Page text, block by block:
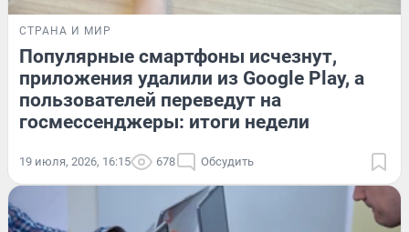
СТРАНА И МИР
Популярные смартфоны исчезнут,
приложения удалили из Google Play, а
пользователей переведут на
госмессенджеры: итоги недели
19 июля, 2026, 16:15 678 Обсудить